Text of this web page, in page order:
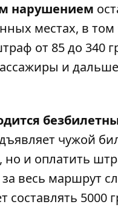
нарушением
местах, в
от 85 до 340
и
чужой
но и оплатить
весь маршрут
составлять 5000